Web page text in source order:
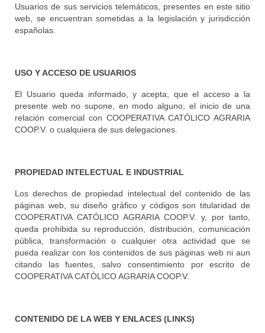
Usuarios de sus servicios telemáticos, presentes en este sitio
web, se encuentran sometidas a la legislación y jurisdicción
españolas.
USO Y ACCESO DE USUARIOS
El Usuario queda informado, y acepta, que el acceso a la
presente web no supone, en modo alguno, el inicio de una
relación comercial con COOPERATIVA CATÓLICO AGRARIA
COOP.V. o cualquiera de sus delegaciones.
PROPIEDAD INTELECTUAL E INDUSTRIAL
Los derechos de propiedad intelectual del contenido de las
páginas web, su diseño gráfico y códigos son titularidad de
COOPERATIVA CATÓLICO AGRARIA COOP.V. y, por tanto,
queda prohibida su reproducción, distribución, comunicación
pública, transformación o cualquier otra actividad que se
pueda realizar con los contenidos de sus páginas web ni aun
citando las fuentes, salvo consentimiento por escrito de
COOPERATIVA CATÓLICO AGRARIA COOP.V.
CONTENIDO DE LA WEB Y ENLACES (LINKS)